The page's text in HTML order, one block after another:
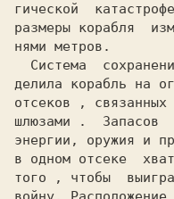
гической
размеры корабля
нями
делила корабль на
отсеков , связанных
шлюзами .  Запасов
энергии, оружия и
в одном отсеке
того , чтобы